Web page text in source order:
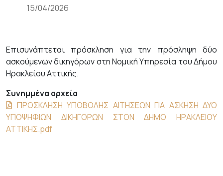
15/04/2026
Επισυνάπτεται πρόσκληση για την πρόσληψη δύο
ασκούμενων δικηγόρων στη Νομική Υπηρεσία του Δήμου
Ηρακλείου Αττικής.
Συνημμένα αρχεία
ΠΡΟΣΚΛΗΣΗ ΥΠΟΒΟΛΗΣ ΑΙΤΗΣΕΩΝ ΓΙΑ ΑΣΚΗΣΗ ΔΥΟ
ΥΠΟΨΗΦΙΩΝ ΔΙΚΗΓΟΡΩΝ ΣΤΟΝ ΔΗΜΟ ΗΡΑΚΛΕΙΟΥ
ΑΤΤΙΚΗΣ.pdf